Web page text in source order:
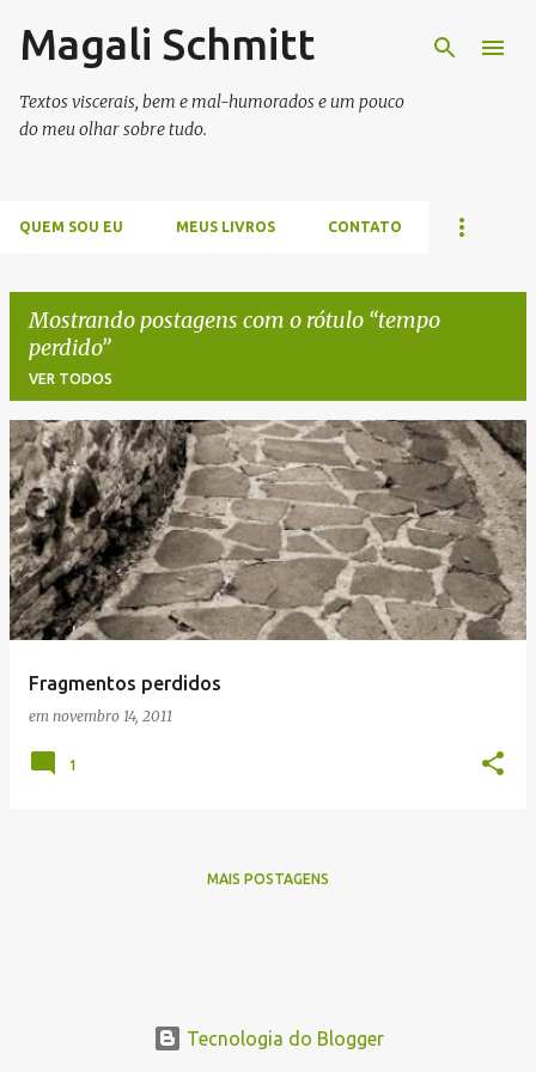
Pular para o conteúdo principal
Magali Schmitt
Textos viscerais, bem e mal-humorados e um pouco
do meu olhar sobre tudo.
QUEM SOU EU MEUS LIVROS CONTATO
Mostrando postagens com o rótulo tempo
perdido
VER TODOS
P
o
s
t
a
g
Fragmentos perdidos
em novembro 14, 2011
1
MAIS POSTAGENS
Tecnologia do Blogger